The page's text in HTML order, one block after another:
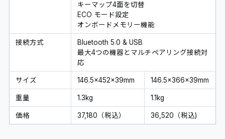
キーマップ4面を切替
ECO モード設定
オンボードメモリー機能
接続方式
Bluetooth 5.0 & USB
最大4つの機器とマルチペアリング接続対
応
サイズ 146.5×452×39mm 146.5×366×39mm
重量 1.3kg 1.1kg
価格 37,180（税込） 36,520（税込)